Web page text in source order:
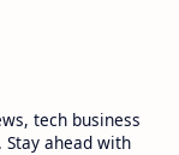
tech business
ahead with